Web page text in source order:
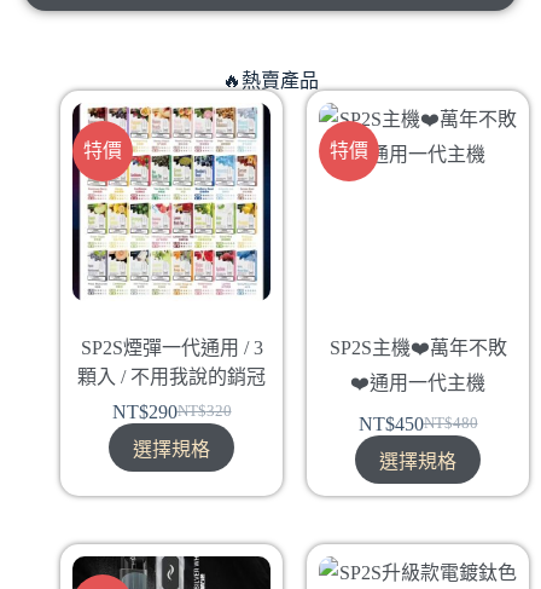
🔥熱賣產品
特價
SP2S煙彈一代通用 / 3
顆入 / 不用我說的銷冠
NT$320
NT$290
選擇規格
特價
SP2S主機❤️‍萬年不敗
❤️‍通用一代主機
NT$480
NT$450
選擇規格